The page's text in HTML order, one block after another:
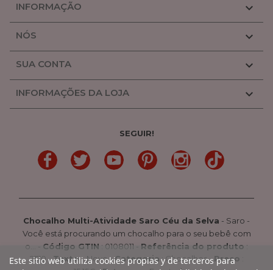
INFORMAÇÃO 
NÓS 
SUA CONTA 
INFORMAÇÕES DA LOJA 
SEGUIR!
LinkedIn Gorjeio YouTube PinterestLinkedinTikTok
Chocalho Multi-Atividade Saro Céu da Selva - Saro -
Você está procurando um chocalho para o seu bebê com
o...
- Código GTIN : 0108011 - Referência do produto :
2170 -Texto:Novo-Categoria:Chocalhos-Preço
Este sitio web utiliza cookies propias y de terceros para